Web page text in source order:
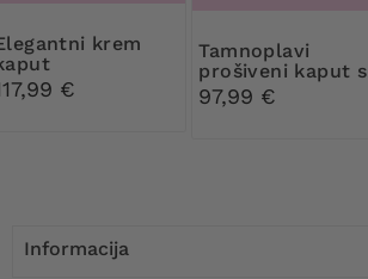
€
Tamnoplavi
prošiveni kaput s
kariranom
podstavom
97,99 €
Informacija